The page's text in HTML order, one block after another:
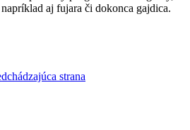
aj fujara či dokonca gajdica.
strana